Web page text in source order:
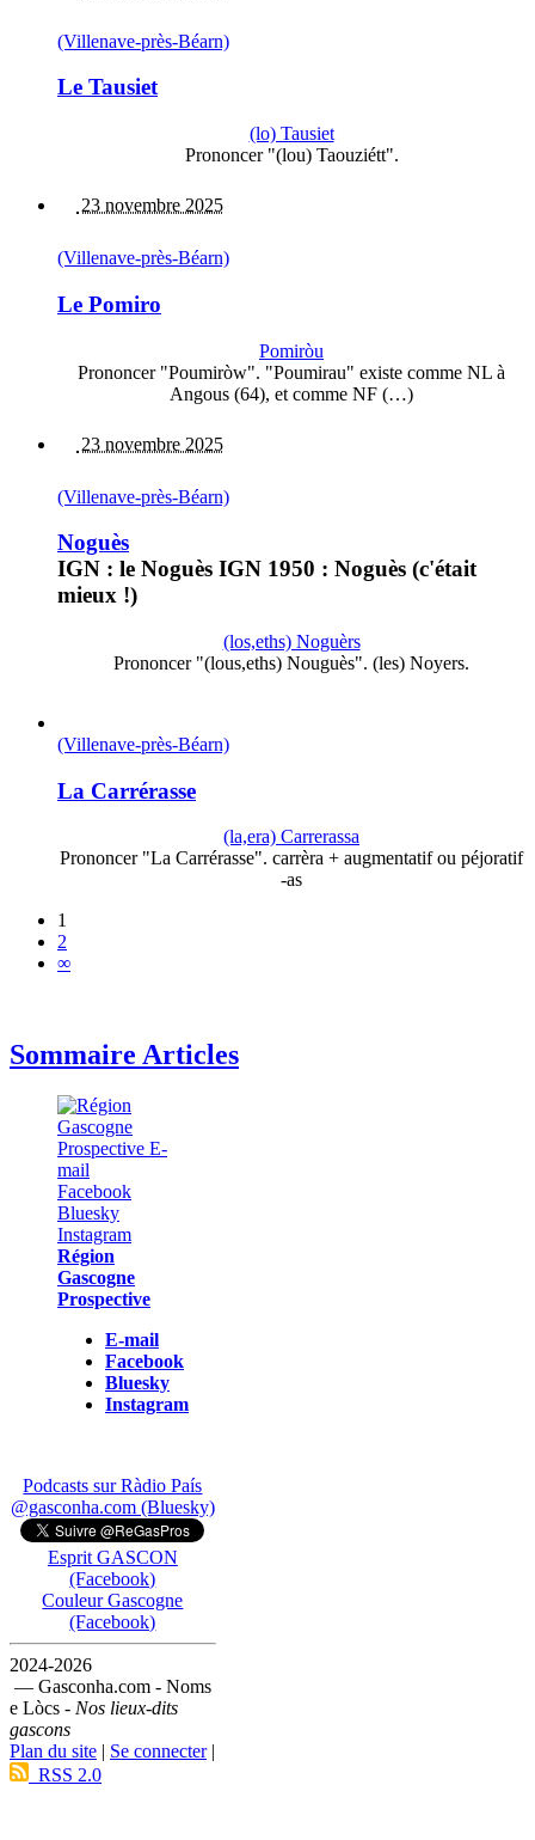
(Villenave-près-Béarn)
Le Tausiet
(lo) Tausiet
Prononcer "(lou) Taouziétt".
23 novembre 2025
(Villenave-près-Béarn)
Le Pomiro
Pomiròu
Prononcer "Poumiròw". "Poumirau" existe comme NL à
Angous (64), et comme NF (…)
23 novembre 2025
(Villenave-près-Béarn)
Noguès
IGN : le Noguès IGN 1950 : Noguès (c'était
mieux !)
(los,eths) Noguèrs
Prononcer "(lous,eths) Nouguès". (les) Noyers.
(Villenave-près-Béarn)
La Carrérasse
(la,era) Carrerassa
Prononcer "La Carrérasse". carrèra + augmentatif ou péjoratif
-as
1
2
∞
Sommaire Articles
Région
Gascogne
Prospective
E-mail
Facebook
Bluesky
Instagram
Podcasts sur Ràdio País
@gasconha.com (Bluesky)
Esprit GASCON
(Facebook)
Couleur Gascogne
(Facebook)
2024-2026
— Gasconha.com - Noms
e Lòcs - Nos lieux-dits
gascons
Plan du site | Se connecter|
RSS 2.0